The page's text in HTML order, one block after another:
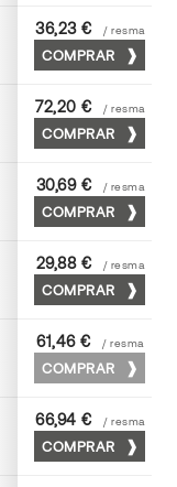
45 x 64
36,23 € / resma
COMPRAR
72 x 102
72,20 € / resma
COMPRAR
45 x 64
30,69 € / resma
COMPRAR
45 x 64
29,88 € / resma
COMPRAR
75 x 53
61,46 € / resma
COMPRAR
70 x 100
66,94 € / resma
COMPRAR